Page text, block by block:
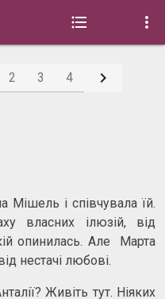
 
2 3 4 
і співчувала їй.
власних ілюзій, від
опинилась. Але Марта
нестачі любові.
Живіть тут. Ніяких